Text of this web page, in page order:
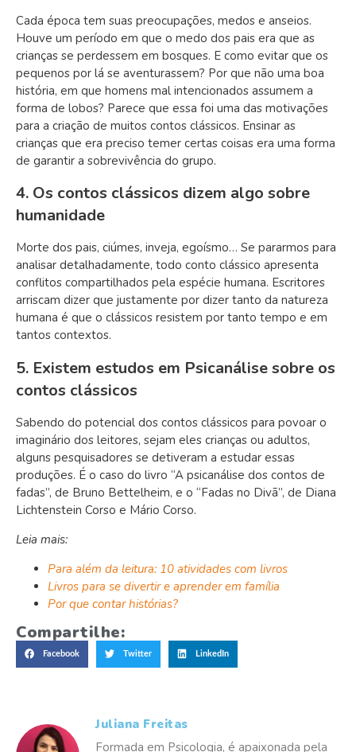
Cada época tem suas preocupações, medos e anseios.
Houve um período em que o medo dos pais era que as
crianças se perdessem em bosques. E como evitar que os
pequenos por lá se aventurassem? Por que não uma boa
história, em que homens mal intencionados assumem a
forma de lobos? Parece que essa foi uma das motivações
para a criação de muitos contos clássicos. Ensinar as
crianças que era preciso temer certas coisas era uma forma
de garantir a sobrevivência do grupo.
4. Os contos clássicos dizem algo sobre
humanidade
Morte dos pais, ciúmes, inveja, egoísmo… Se pararmos para
analisar detalhadamente, todo conto clássico apresenta
conflitos compartilhados pela espécie humana. Escritores
arriscam dizer que justamente por dizer tanto da natureza
humana é que o clássicos resistem por tanto tempo e em
tantos contextos.
5. Existem estudos em Psicanálise sobre os
contos clássicos
Sabendo do potencial dos contos clássicos para povoar o
imaginário dos leitores, sejam eles crianças ou adultos,
alguns pesquisadores se detiveram a estudar essas
produções. É o caso do livro “A psicanálise dos contos de
fadas”, de Bruno Bettelheim, e o “Fadas no Divã”, de Diana
Lichtenstein Corso e Mário Corso.
Leia mais:
Para além da leitura: 10 atividades com livros
Livros para se divertir e aprender em família
Por que contar histórias?
Compartilhe:
Facebook Twitter LinkedIn
Juliana Freitas
Formada em Psicologia, é apaixonada pela